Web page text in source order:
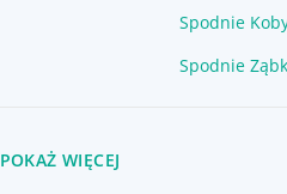
Spodnie
Spodnie
POKAŻ WIĘCEJ